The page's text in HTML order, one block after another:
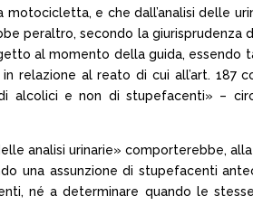
e che dall’analisi delle
peraltro, secondo la giurisprudenza
al momento della guida, essendo
relazione al reato di cui all’art. 187
alcolici e non di stupefacenti» –
analisi urinarie» comporterebbe, alla
una assunzione di stupefacenti
né a determinare quando le